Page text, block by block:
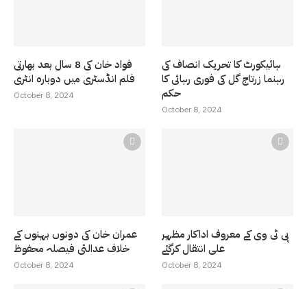
فواد خان کی 8 سال بعد بھارتی
فلم انڈسٹری میں دوبارہ انٹری
October 8, 2024
ہائیکورٹ کا تحریک انصاف کی
رہنما زرتاج گل کی فوری رہائی کا
حکم
October 8, 2024
عمران خان کی دونوں بہنوں کے
خلاف عدالتی فیصلہ محفوظ
October 8, 2024
پی ٹی وی کے معروف اداکار مظہر
علی انتقال کرگئے
October 8, 2024